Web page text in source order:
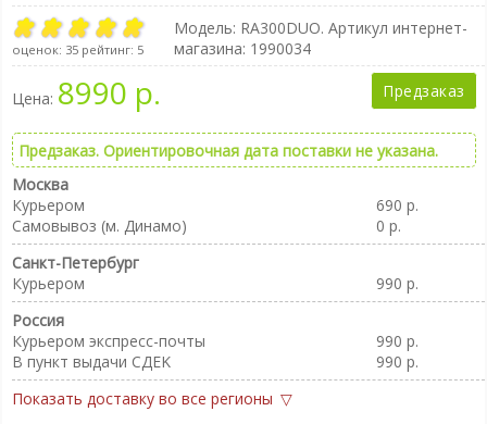
оценок: 35рейтинг: 5
Модель: RA300DUO. Артикул интернет-
магазина: 1990034
Цена: 8990 р. Предзаказ
Предзаказ. Ориентировочная дата поставки не указана.
Москва
Курьером
690 р.
Самовывоз (м. Динамо)
0 р.
Санкт-Петербург
Курьером
990 р.
Россия
Курьером экспресс-почты
990 р.
В пункт выдачи CДEK
990 р.
Показать доставку во все регионы